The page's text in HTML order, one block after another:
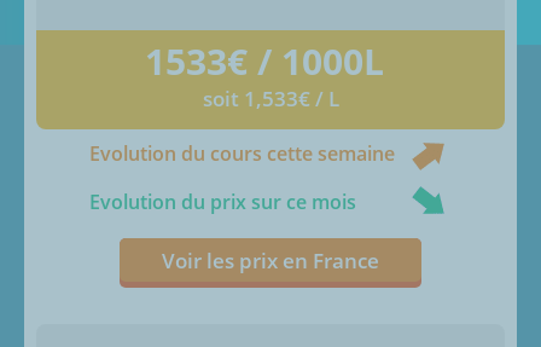
1533€ / 1000L
soit 1,533€ / L
Evolution du cours cette semaine
Evolution du prix sur ce mois
Voir les prix en France